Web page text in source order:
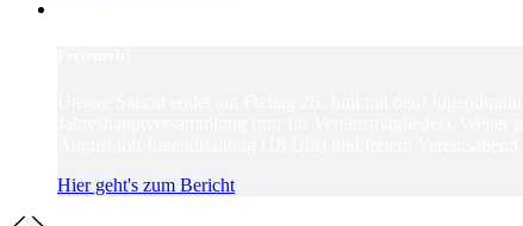
Hier geht's zum Bericht